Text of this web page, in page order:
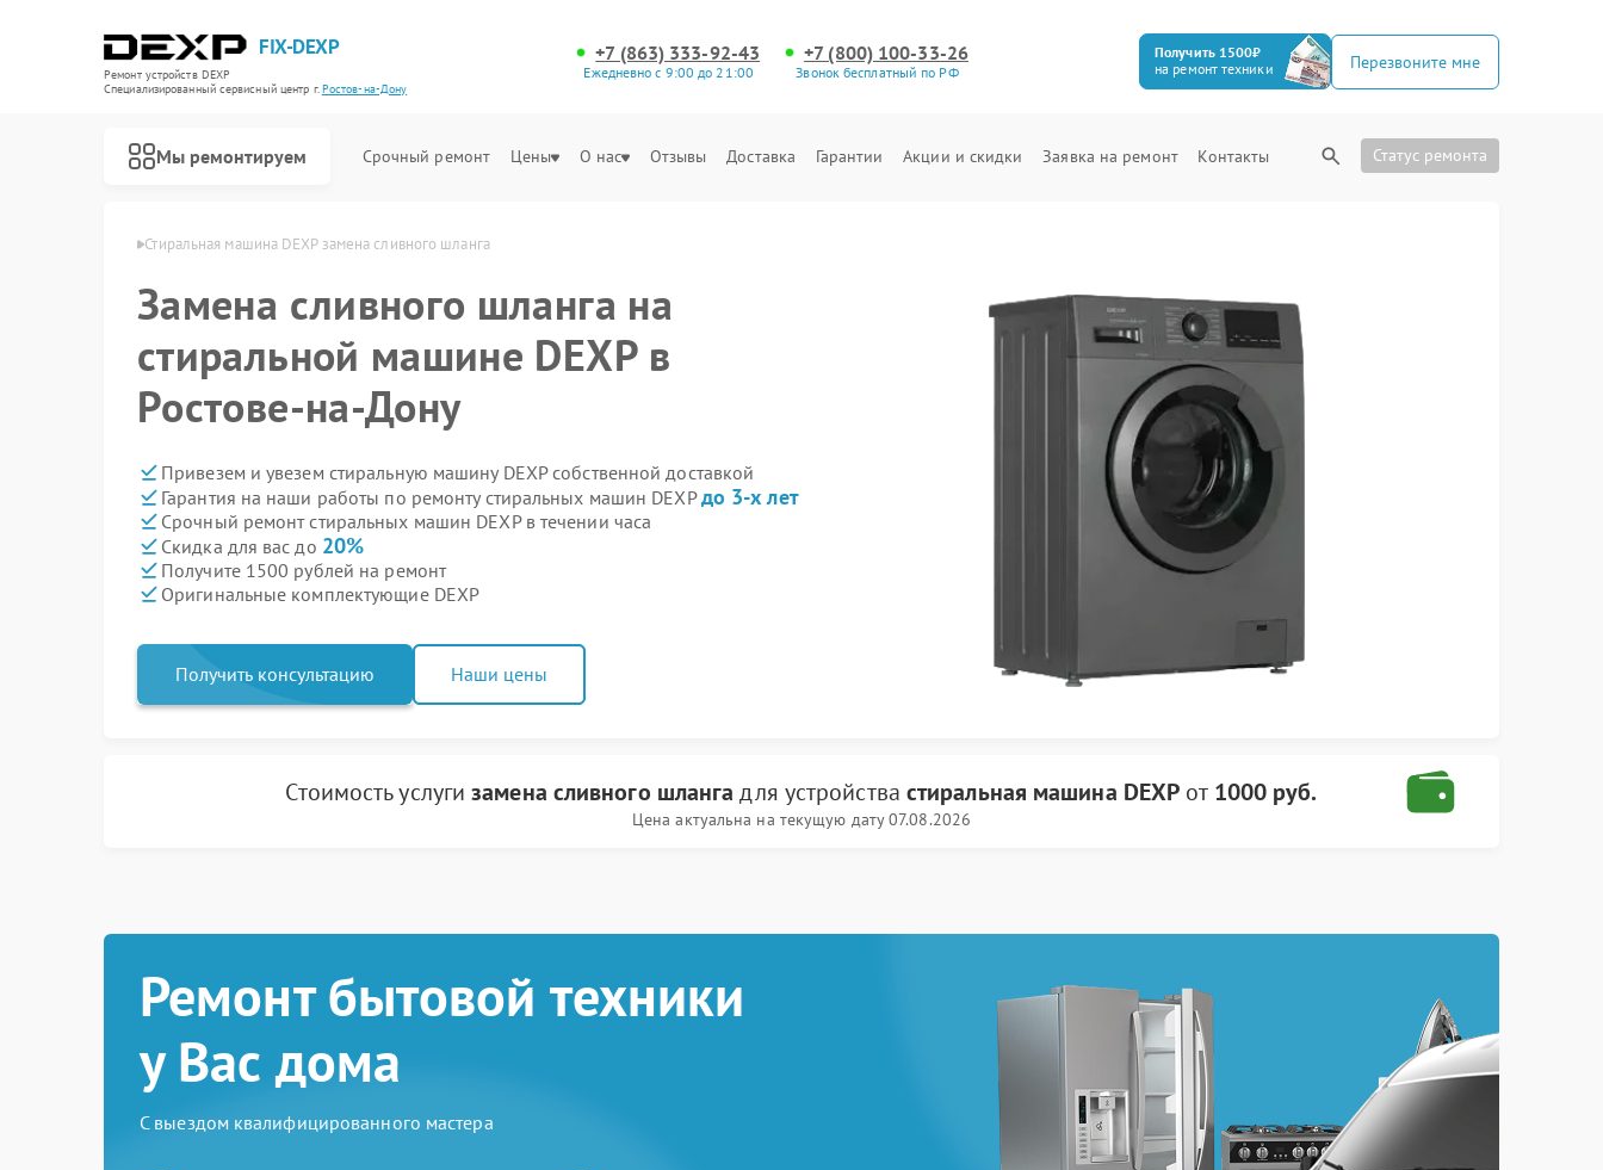
FIX-DEXP
Ремонт устройств DEXP
Специализированный cервисный центр г.Ростов-на-Дону
+7 (863) 333-92-43
Ежедневно с 9:00 до 21:00
+7 (800) 100-33-26
Звонок бесплатный по РФ
Получить 1500₽
на ремонт техники
Перезвоните мне
Мы ремонтируем Срочный ремонт Цены О нас Отзывы Доставка Гарантии Акции и скидки Заявка на ремонт Контакты Статус ремонта
в Ростове-на-Дону Стиральная машина DEXP замена сливного шланга
Замена сливного шланга на
стиральной машине DEXP в
Ростове-на-Дону
Привезем и увезем стиральную машину DEXP собственной доставкой
Гарантия на наши работы по ремонту стиральных машин DEXPдо 3-х лет
Срочный ремонт стиральных машин DEXP в течении часа
Скидка для вас до 20%
Получите 1500 рублей на ремонт
Оригинальные комплектующие DEXP
Получить консультацию Наши цены
Стоимость услугизамена сливного шланга для устройства стиральная машина DEXP от 1000 руб.
Цена актуальна на текущую дату 07.08.2026
Ремонт бытовой техники
у Вас дома
С выездом квалифицированного мастера